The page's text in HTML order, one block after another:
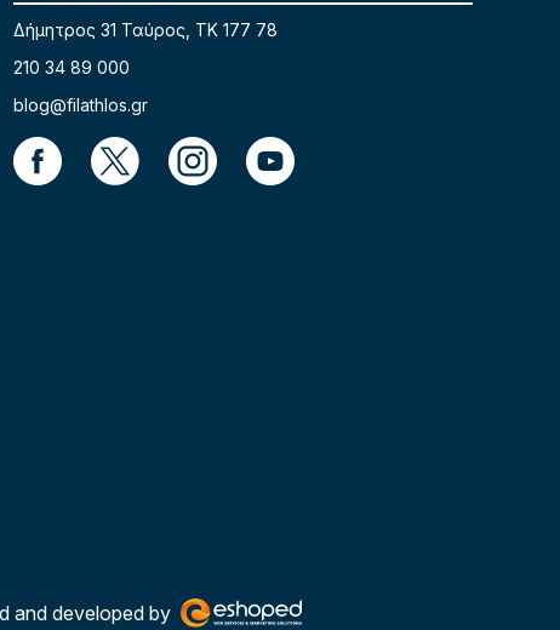
Δήμητρος 31 Ταύρος, TK 177 78
210 34 89 000
blog@filathlos.gr
and developed by